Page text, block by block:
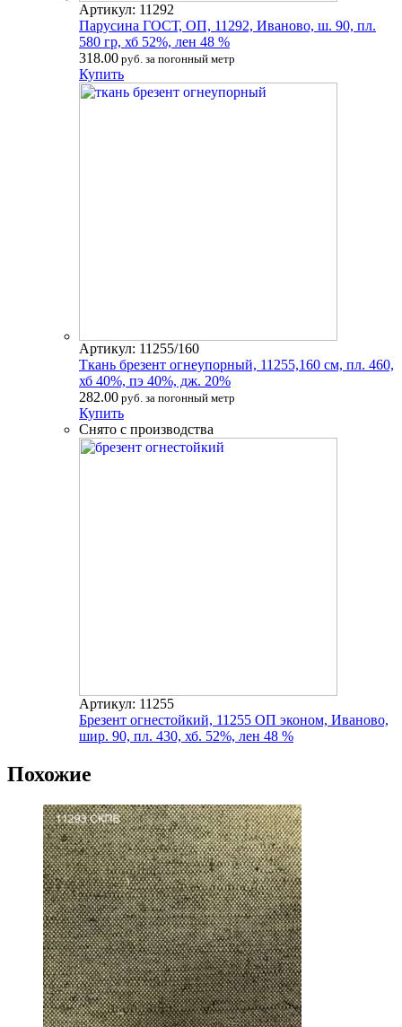
Артикул: 11292
Парусина ГОСТ, ОП, 11292, Иваново, ш. 90, пл.
580 гр, хб 52%, лен 48 %
318.00 руб. за погонный метр
Купить
Артикул: 11255/160
Ткань брезент огнеупорный, 11255,160 см, пл. 460,
хб 40%, пэ 40%, дж. 20%
282.00 руб. за погонный метр
Купить
Снято с производства
Артикул: 11255
Брезент огнестойкий, 11255 ОП эконом, Иваново,
шир. 90, пл. 430, хб. 52%, лен 48 %
Похожие